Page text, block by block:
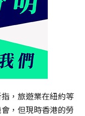
，旅遊業在紐約等
，但現時香港的勞